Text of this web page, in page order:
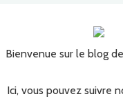
Bienvenue sur le blog
Ici, vous pouvez suivre